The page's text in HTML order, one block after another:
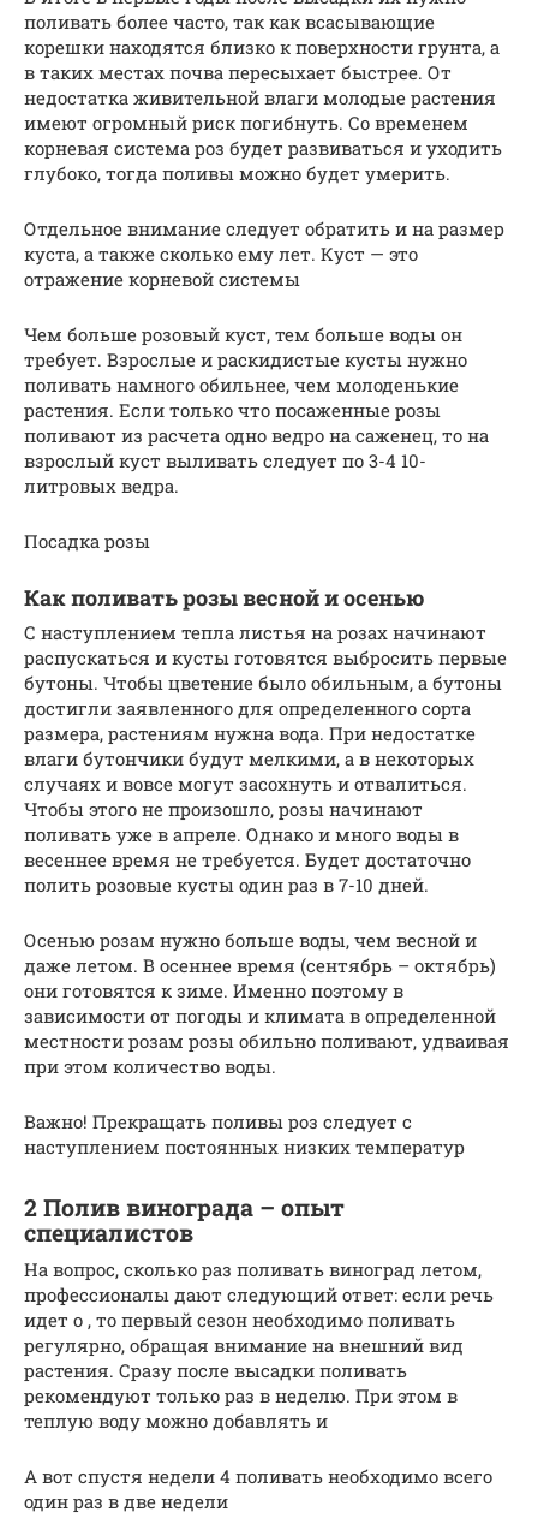
поливать более часто, так как всасывающие
корешки находятся близко к поверхности грунта, а
в таких местах почва пересыхает быстрее. От
недостатка живительной влаги молодые растения
имеют огромный риск погибнуть. Со временем
корневая система роз будет развиваться и уходить
глубоко, тогда поливы можно будет умерить.
Отдельное внимание следует обратить и на размер
куста, а также сколько ему лет. Куст — это
отражение корневой системы
Чем больше розовый куст, тем больше воды он
требует. Взрослые и раскидистые кусты нужно
поливать намного обильнее, чем молоденькие
растения. Если только что посаженные розы
поливают из расчета одно ведро на саженец, то на
взрослый куст выливать следует по 3-4 10-
литровых ведра.
Посадка розы
Как поливать розы весной и осенью
С наступлением тепла листья на розах начинают
распускаться и кусты готовятся выбросить первые
бутоны. Чтобы цветение было обильным, а бутоны
достигли заявленного для определенного сорта
размера, растениям нужна вода. При недостатке
влаги бутончики будут мелкими, а в некоторых
случаях и вовсе могут засохнуть и отвалиться.
Чтобы этого не произошло, розы начинают
поливать уже в апреле. Однако и много воды в
весеннее время не требуется. Будет достаточно
полить розовые кусты один раз в 7-10 дней.
Осенью розам нужно больше воды, чем весной и
даже летом. В осеннее время (сентябрь – октябрь)
они готовятся к зиме. Именно поэтому в
зависимости от погоды и климата в определенной
местности розам розы обильно поливают, удваивая
при этом количество воды.
Важно! Прекращать поливы роз следует с
наступлением постоянных низких температур
2 Полив винограда – опыт
специалистов
На вопрос, сколько раз поливать виноград летом,
профессионалы дают следующий ответ: если речь
идет о , то первый сезон необходимо поливать
регулярно, обращая внимание на внешний вид
растения. Сразу после высадки поливать
рекомендуют только раз в неделю. При этом в
теплую воду можно добавлять и
А вот спустя недели 4 поливать необходимо всего
один раз в две недели